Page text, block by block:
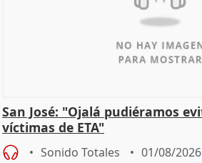
San José: "Ojalá pudiéramos
víctimas de ETA"
Sonido Totales 01/08/2026